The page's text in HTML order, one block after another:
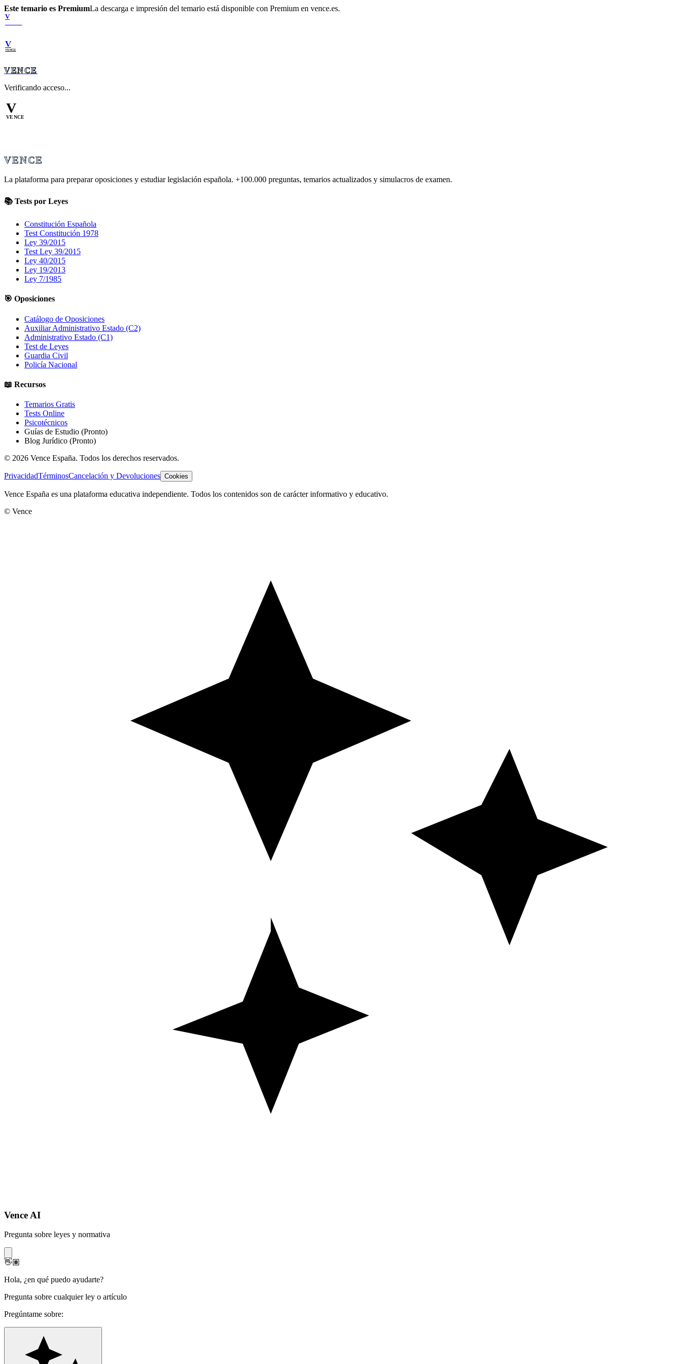
Este temario es PremiumLa descarga e impresión del temario está disponible con Premium en vence.es.
V
V
VENCE
VENCE
Verificando acceso...
V
VENCE
VENCE
La plataforma para preparar oposiciones y estudiar legislación española. +100.000 preguntas, temarios actualizados y simulacros de examen.
📚 Tests por Leyes
Constitución Española
Test Constitución 1978
Ley 39/2015
Test Ley 39/2015
Ley 40/2015
Ley 19/2013
Ley 7/1985
🎯 Oposiciones
Catálogo de Oposiciones
Auxiliar Administrativo Estado (C2)
Administrativo Estado (C1)
Test de Leyes
Guardia Civil
Policía Nacional
📖 Recursos
Temarios Gratis
Tests Online
Psicotécnicos
Guías de Estudio (Pronto)
Blog Jurídico (Pronto)
© 2026 Vence España. Todos los derechos reservados.
PrivacidadTérminosCancelación y Devoluciones Cookies
Vence España es una plataforma educativa independiente. Todos los contenidos son de carácter informativo y educativo.
© Vence
Vence AI
Pregunta sobre leyes y normativa
👋🏽
Hola, ¿en qué puedo ayudarte?
Pregunta sobre cualquier ley o artículo
Pregúntame sobre: